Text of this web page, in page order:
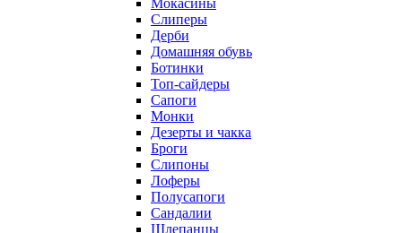
Мокасины
Слиперы
Дерби
Домашняя обувь
Ботинки
Топ-сайдеры
Сапоги
Монки
Дезерты и чакка
Броги
Слипоны
Лоферы
Полусапоги
Сандалии
Шлепанцы